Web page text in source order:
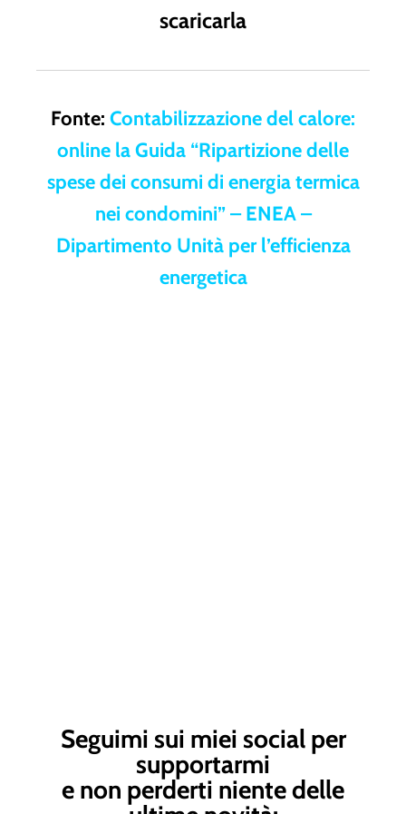
scaricarla
Fonte: Contabilizzazione del calore:
online la Guida “Ripartizione delle
spese dei consumi di energia termica
nei condomini” – ENEA –
Dipartimento Unità per l’efficienza
energetica
Seguimi sui miei social per
supportarmi
e non perderti niente delle